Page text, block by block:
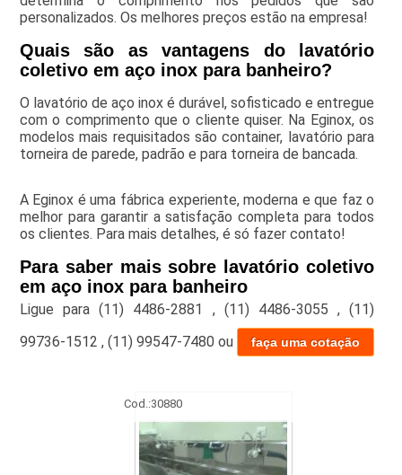
personalizados. Os melhores preços estão na empresa!
Quais são as vantagens do lavatório
coletivo em aço inox para banheiro?
O lavatório de aço inox é durável, sofisticado e entregue
com o comprimento que o cliente quiser. Na Eginox, os
modelos mais requisitados são container, lavatório para
torneira de parede, padrão e para torneira de bancada.
A Eginox é uma fábrica experiente, moderna e que faz o
melhor para garantir a satisfação completa para todos
os clientes. Para mais detalhes, é só fazer contato!
Para saber mais sobre lavatório coletivo
em aço inox para banheiro
Ligue para(11) 4486-2881 , (11) 4486-3055 ,(11)
99736-1512 , (11) 99547-7480ou faça uma cotação
Cod.:30880